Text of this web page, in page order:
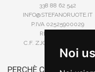
Noi
338 88 62 542
INFO@STEFANORUOTE.IT
P.IVA 02525900029
REA BI193453
C.F. ZJOSFN73H14A859X
PERCHÈ COMPRARE DA